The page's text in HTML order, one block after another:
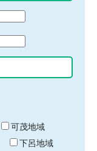
可茂地域
下呂地域